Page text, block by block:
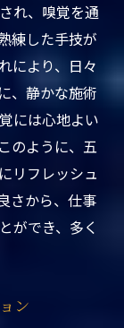
パ駅近くの
ュの場
空間
備法
ード
高さ
理由
区の極上
ス
れ、嗅覚を通
練した手技が
により、日々
、静かな施術
には心地よい
のように、五
リフレッシュ
さから、仕事
ができ、多く
ン